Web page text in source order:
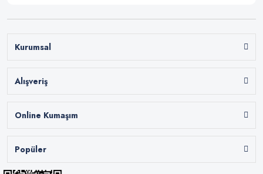
Kurumsal
Alışveriş
Online Kumaşım
Popüler